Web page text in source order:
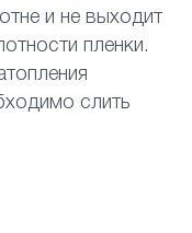
и не выходит
пленки.
слить